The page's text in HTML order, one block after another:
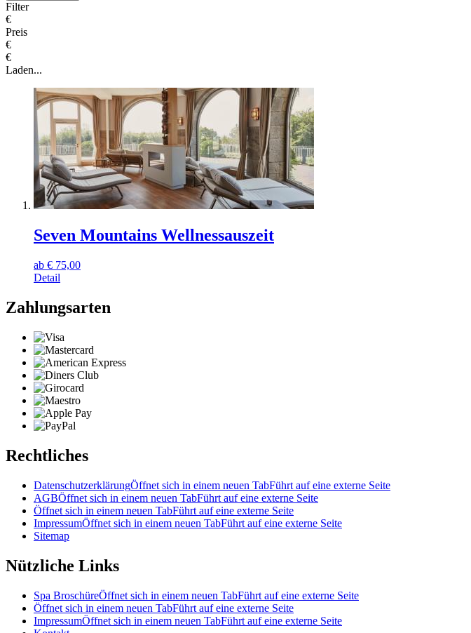
Filter
€
Preis
€
€
Laden...
Seven Mountains Wellnessauszeit
ab € 75,00
Detail
Zahlungsarten
Rechtliches
DatenschutzerklärungÖffnet sich in einem neuen TabFührt auf eine externe Seite
AGBÖffnet sich in einem neuen TabFührt auf eine externe Seite
Öffnet sich in einem neuen TabFührt auf eine externe Seite
ImpressumÖffnet sich in einem neuen TabFührt auf eine externe Seite
Sitemap
Nützliche Links
Spa BroschüreÖffnet sich in einem neuen TabFührt auf eine externe Seite
Öffnet sich in einem neuen TabFührt auf eine externe Seite
ImpressumÖffnet sich in einem neuen TabFührt auf eine externe Seite